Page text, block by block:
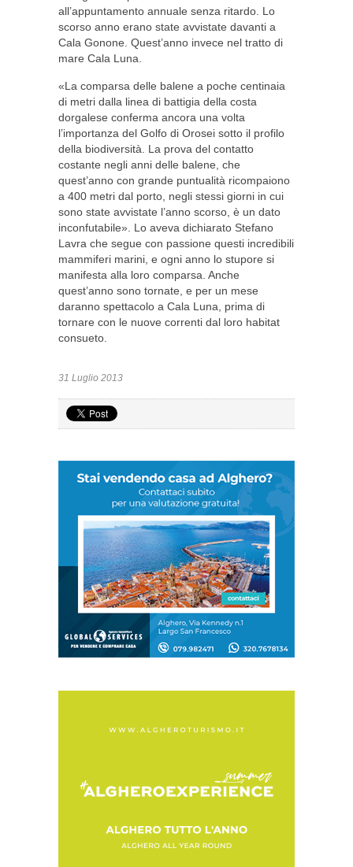
all’appuntamento annuale senza ritardo. Lo
scorso anno erano state avvistate davanti a
Cala Gonone. Quest’anno invece nel tratto di
mare Cala Luna.
«La comparsa delle balene a poche centinaia
di metri dalla linea di battigia della costa
dorgalese conferma ancora una volta
l’importanza del Golfo di Orosei sotto il profilo
della biodiversità. La prova del contatto
costante negli anni delle balene, che
quest’anno con grande puntualità ricompaiono
a 400 metri dal porto, negli stessi giorni in cui
sono state avvistate l’anno scorso, è un dato
inconfutabile». Lo aveva dichiarato Stefano
Lavra che segue con passione questi incredibili
mammiferi marini, e ogni anno lo stupore si
manifesta alla loro comparsa. Anche
quest’anno sono tornate, e per un mese
daranno spettacolo a Cala Luna, prima di
tornare con le nuove correnti dal loro habitat
consueto.
31 Luglio 2013